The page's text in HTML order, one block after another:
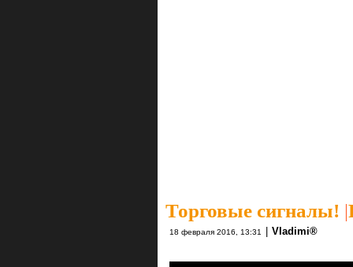
Торговые сигналы! |
18 февраля 2016, 13:31 Vlаdimi®